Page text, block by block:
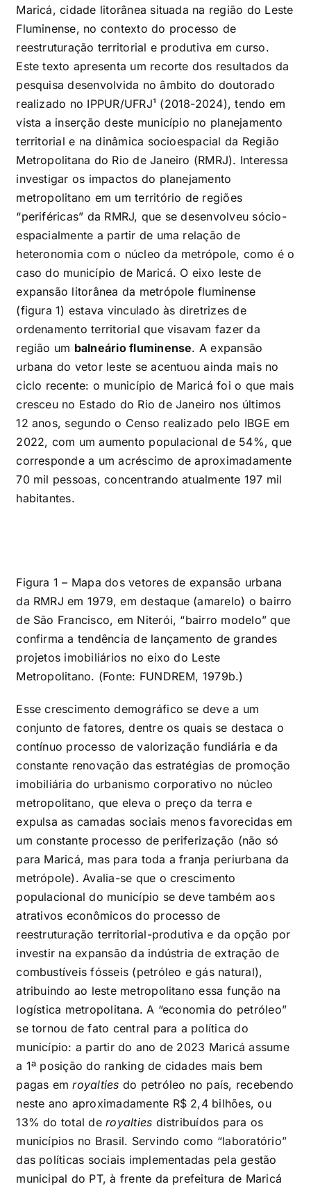
Maricá, cidade litorânea situada na região do Leste
Fluminense, no contexto do processo de
reestruturação territorial e produtiva em curso.
Este texto apresenta um recorte dos resultados da
pesquisa desenvolvida no âmbito do doutorado
realizado no IPPUR/UFRJ¹ (2018-2024), tendo em
vista a inserção deste município no planejamento
territorial e na dinâmica socioespacial da Região
Metropolitana do Rio de Janeiro (RMRJ). Interessa
investigar os impactos do planejamento
metropolitano em um território de regiões
“periféricas” da RMRJ, que se desenvolveu sócio-
espacialmente a partir de uma relação de
heteronomia com o núcleo da metrópole, como é o
caso do município de Maricá. O eixo leste de
expansão litorânea da metrópole fluminense
(figura 1) estava vinculado às diretrizes de
ordenamento territorial que visavam fazer da
região um balneário fluminense. A expansão
urbana do vetor leste se acentuou ainda mais no
ciclo recente: o município de Maricá foi o que mais
cresceu no Estado do Rio de Janeiro nos últimos
12 anos, segundo o Censo realizado pelo IBGE em
2022, com um aumento populacional de 54%, que
corresponde a um acréscimo de aproximadamente
70 mil pessoas, concentrando atualmente 197 mil
habitantes.
Figura 1 – Mapa dos vetores de expansão urbana
da RMRJ em 1979, em destaque (amarelo) o bairro
de São Francisco, em Niterói, “bairro modelo” que
confirma a tendência de lançamento de grandes
projetos imobiliários no eixo do Leste
Metropolitano. (Fonte: FUNDREM, 1979b.)
Esse crescimento demográfico se deve a um
conjunto de fatores, dentre os quais se destaca o
contínuo processo de valorização fundiária e da
constante renovação das estratégias de promoção
imobiliária do urbanismo corporativo no núcleo
metropolitano, que eleva o preço da terra e
expulsa as camadas sociais menos favorecidas em
um constante processo de periferização (não só
para Maricá, mas para toda a franja periurbana da
metrópole). Avalia-se que o crescimento
populacional do município se deve também aos
atrativos econômicos do processo de
reestruturação territorial-produtiva e da opção por
investir na expansão da indústria de extração de
combustíveis fósseis (petróleo e gás natural),
atribuindo ao leste metropolitano essa função na
logística metropolitana. A “economia do petróleo”
se tornou de fato central para a política do
município: a partir do ano de 2023 Maricá assume
a 1ª posição do ranking de cidades mais bem
pagas emroyalties do petróleo no país, recebendo
neste ano aproximadamente R$ 2,4 bilhões, ou
13% do total deroyalties distribuídos para os
municípios no Brasil. Servindo como “laboratório”
das políticas sociais implementadas pela gestão
municipal do PT, à frente da prefeitura de Maricá